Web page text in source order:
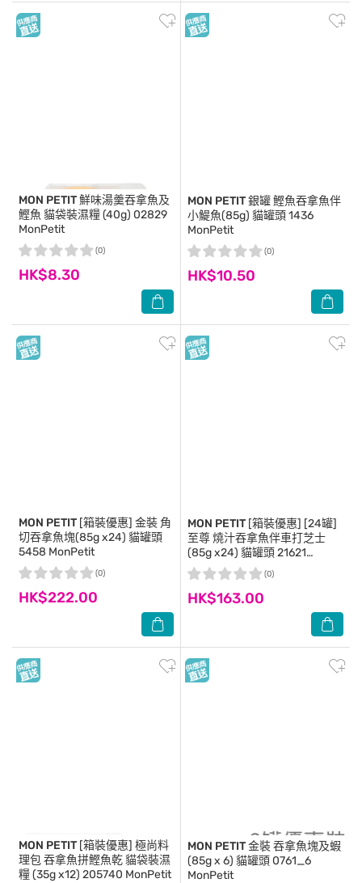
MON PETIT鮮味湯羹吞拿魚及
鰹魚 貓袋裝濕糧 (40g) 02829
MonPetit
HK$8.30
(0)
MON PETIT銀罐 鰹魚吞拿魚伴
小鯷魚(85g) 貓罐頭 1436
MonPetit
HK$10.50
(0)
MON PETIT [箱裝優惠] 金裝 角
切吞拿魚塊(85g x24) 貓罐頭
5458 MonPetit
HK$222.00
(0)
MON PETIT [箱裝優惠] [24罐]
至尊 燒汁吞拿魚伴車打芝士
(85g x24) 貓罐頭 21621
MonPetit
HK$163.00
(0)
MON PETIT [箱裝優惠] 極尚料
理包 吞拿魚拼鰹魚乾 貓袋裝濕
糧 (35g x12) 205740 MonPetit
MON PETIT金裝 吞拿魚塊及蝦
(85g x 6) 貓罐頭 0761_6
MonPetit